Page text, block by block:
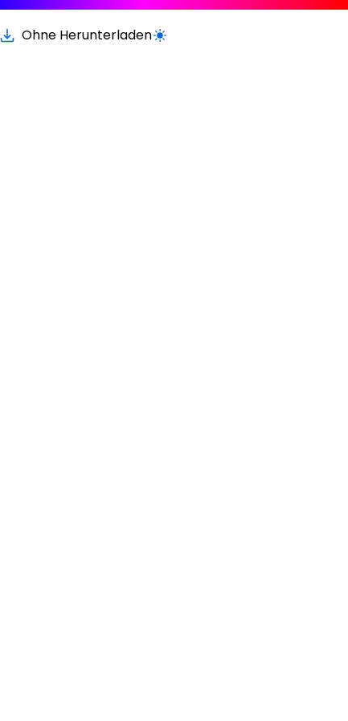
Ohne HerunterladenWechseln zur hellen / dunklen